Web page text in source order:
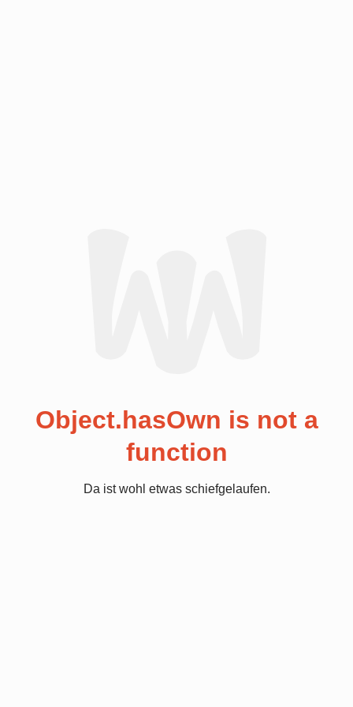
Object.hasOwn is not a
function
Da ist wohl etwas schiefgelaufen.